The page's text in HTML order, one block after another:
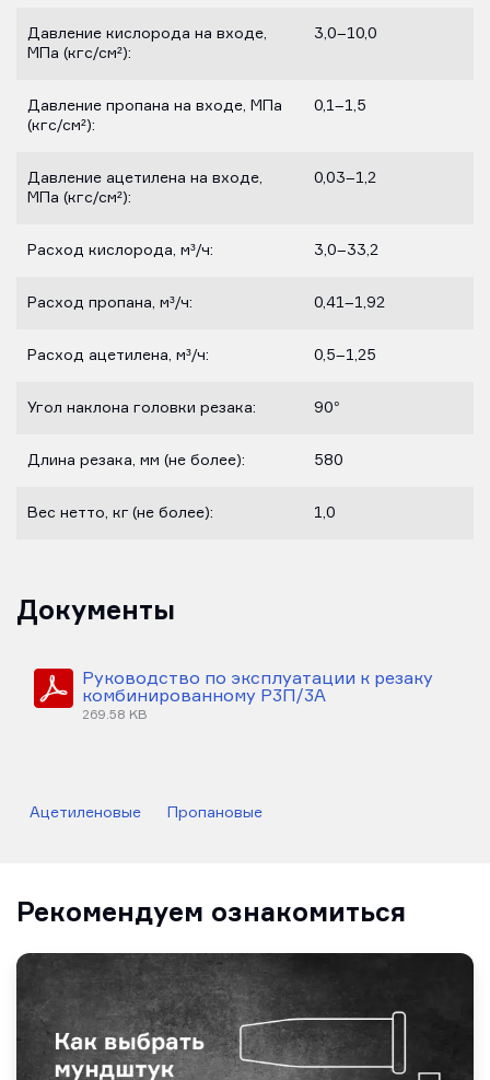
Давление кислорода на входе,
МПа (кгс/см²):
3,0–10,0
Давление пропана на входе, МПа
(кгс/см²):
0,1–1,5
Давление ацетилена на входе,
МПа (кгс/см²):
0,03–1,2
Расход кислорода, м³/ч: 3,0–33,2
Расход пропана, м³/ч: 0,41–1,92
Расход ацетилена, м³/ч: 0,5–1,25
Угол наклона головки резака: 90°
Длина резака, мм (не более): 580
Вес нетто, кг (не более): 1,0
Документы
Руководство по эксплуатации к резаку
комбинированному Р3П/3А
269.58 KB
Ацетиленовые Пропановые
Рекомендуем ознакомиться